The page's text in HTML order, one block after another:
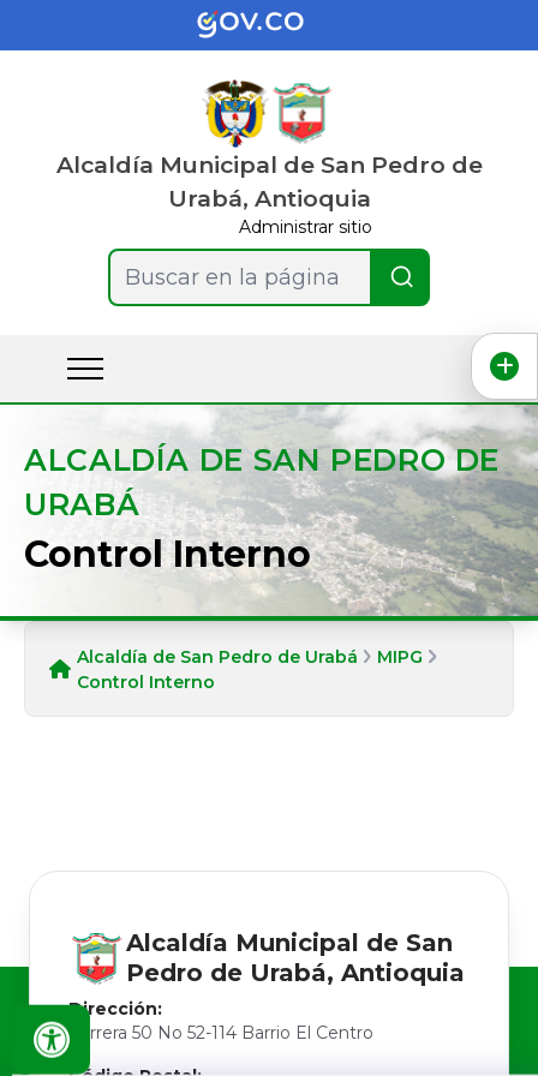
Alcaldía Municipal de San Pedro de
Urabá, Antioquia
Administrar sitio
Buscar en la página
ALCALDÍA DE SAN PEDRO DE
URABÁ
Control Interno
Alcaldía de San Pedro de Urabá
MIPG
Control Interno
Alcaldía Municipal de San
Pedro de Urabá, Antioquia
Dirección:
Carrera 50 No 52-114 Barrio El Centro